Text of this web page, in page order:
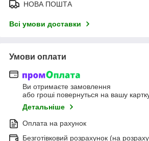
НОВА ПОШТА
Всі умови доставки
Умови оплати
Ви отримаєте замовлення
або гроші повернуться на вашу
Детальніше
Оплата на рахунок
Безготівковий розрахунок (на